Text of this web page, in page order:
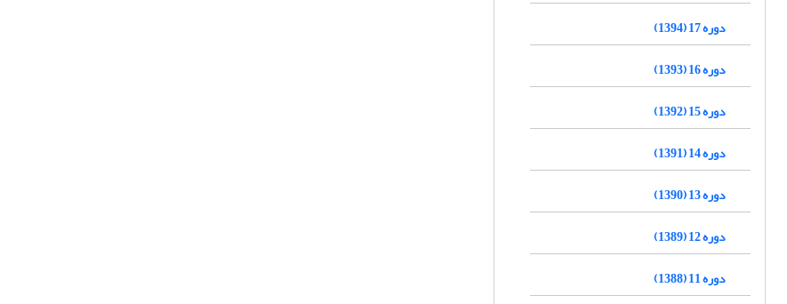
دوره 17 (1394)
دوره 16 (1393)
دوره 15 (1392)
دوره 14 (1391)
دوره 13 (1390)
دوره 12 (1389)
دوره 11 (1388)